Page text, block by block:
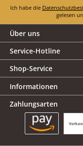
Ich habe die
gelesen
Über uns
Service-Hotline
Shop-Service
Informationen
Zahlungsarten